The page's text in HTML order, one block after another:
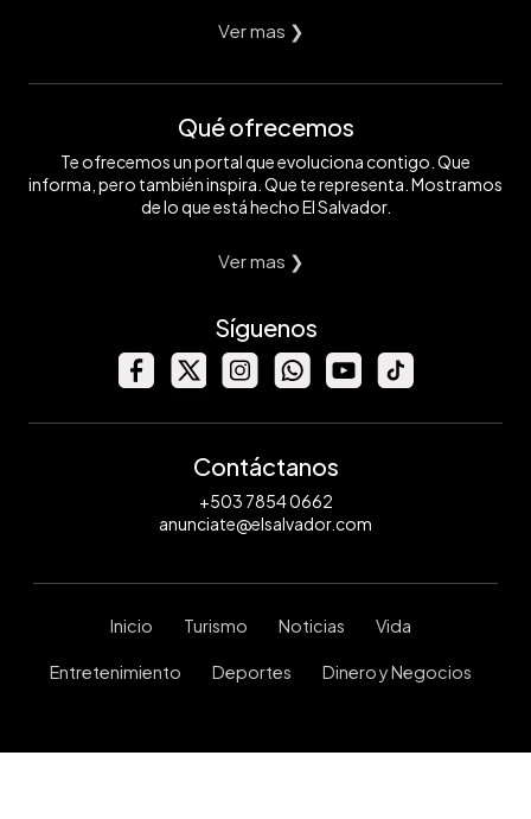
Ver mas ❯
Qué ofrecemos
Te ofrecemos un portal que evoluciona contigo. Que
informa, pero también inspira. Que te representa. Mostramos
de lo que está hecho El Salvador.
Ver mas ❯
Síguenos
Contáctanos
+503 7854 0662
anunciate@elsalvador.com
Inicio Turismo Noticias Vida
Entretenimiento Deportes Dinero y Negocios